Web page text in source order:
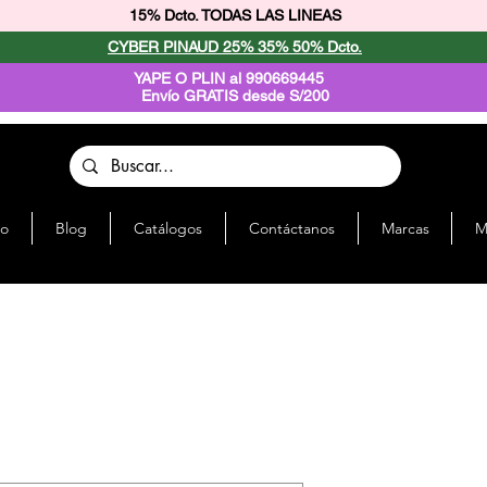
15% Dcto. TODAS LAS LINEAS
CYBER PINAUD 25% 35% 50% Dcto.
YAPE O PLIN al 990669445
Envío GRATIS desde S/200
Blog Catálogos Contáctanos Marcas